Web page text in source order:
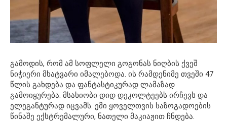
გამოდის, რომ ამ სოფლელი გოგონას ნიღბის ქვეშ
ნიჭიერი მხატვარი იმალებოდა. ის რამდენიმე თვეში 47
წლის გახდება და ფანტასტიკურად ლამაზად
გამოიყურება. მსახიობი დიდ დეკოლტეებს ირჩევს და
ელეგანტურად იცვამს. ემი ყოველთვის საზოგადოების
წინაშე ექსტრემალური, ნათელი მაკიაჟით ჩნდება.